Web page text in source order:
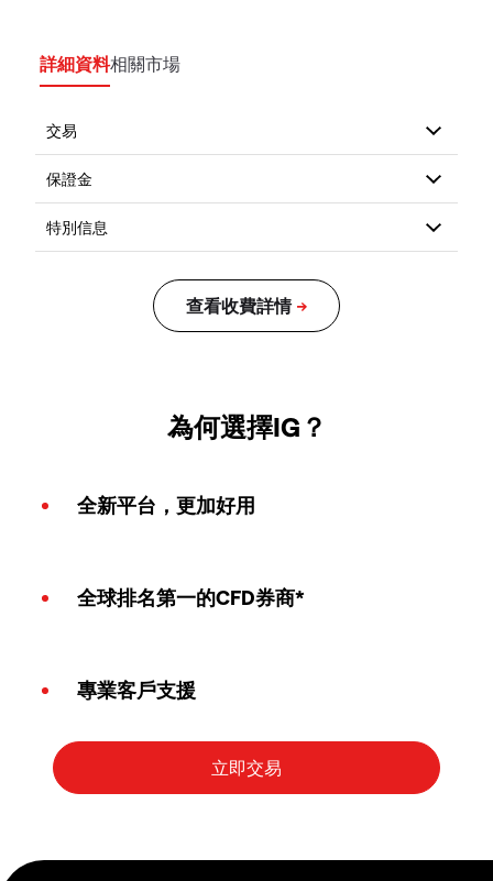
詳細資料相關市場
為何選擇IG？
全新平台，更加好用
全球排名第一的CFD券商*
專業客戶支援